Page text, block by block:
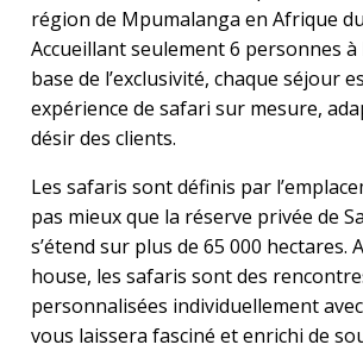
région de Mpumalanga en Afrique
Accueillant seulement 6 personnes
base de l’exclusivité, chaque séjour
expérience de safari sur mesure,
désir des clients.
Les safaris sont définis par
pas mieux que la réserve privée de
s’étend sur plus de 65 000 hectares. A
house, les safaris sont des
personnalisées individuellement
vous laissera fasciné et enrichi de